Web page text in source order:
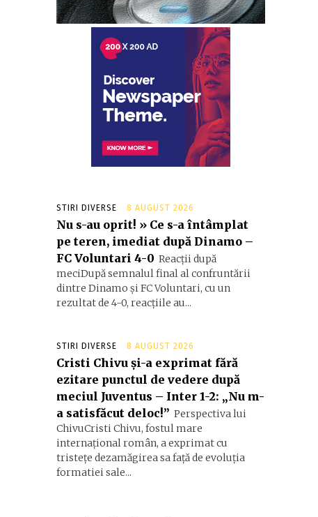
STIRI DIVERSE 8 AUGUST 2026
Nu s-au oprit! » Ce s-a întâmplat
pe teren, imediat după Dinamo –
FC Voluntari 4-0 Reacții după
meciDupă semnalul final al confruntării
dintre Dinamo și FC Voluntari, cu un
rezultat de 4-0, reacțiile au...
STIRI DIVERSE 8 AUGUST 2026
Cristi Chivu și-a exprimat fără
ezitare punctul de vedere după
meciul Juventus – Inter 1-2: „Nu m-
a satisfăcut deloc!” Perspectiva lui
ChivuCristi Chivu, fostul mare
internațional român, a exprimat cu
tristețe dezamăgirea sa față de evoluția
formatiei sale...